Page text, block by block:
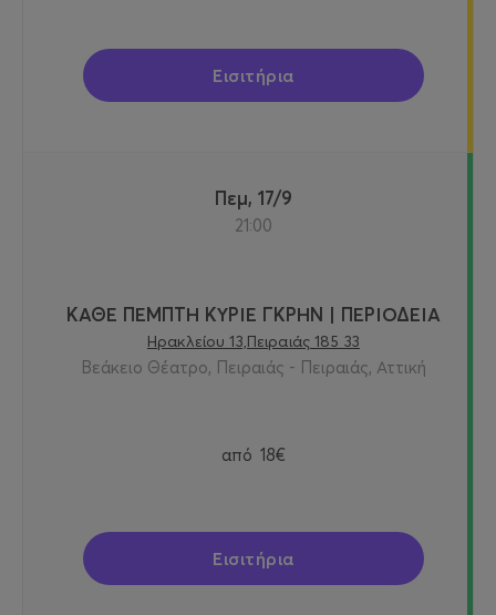
Εισιτήρια
Πεμ, 17/9
21:00
ΚΑΘΕ ΠΕΜΠΤΗ ΚΥΡΙΕ ΓΚΡΗΝ | ΠΕΡΙΟΔΕΙΑ
Ηρακλείου 13,Πειραιάς 185 33
Βεάκειο Θέατρο, Πειραιάς - Πειραιάς, Αττική
από 18€
Εισιτήρια